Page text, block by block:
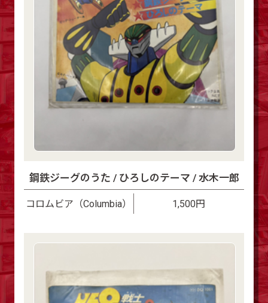
鋼鉄ジーグのうた / ひろしのテーマ / 水木一郎
コロムビア（Columbia） 1,500円